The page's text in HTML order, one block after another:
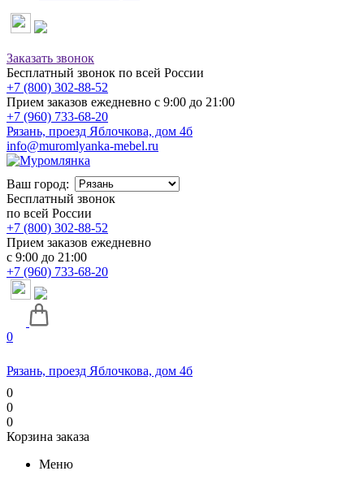
Заказать звонок
Бесплатный звонок по всей России
+7 (800) 302-88-52
Прием заказов ежедневно с 9:00 до 21:00
+7 (960) 733-68-20
Рязань, проезд Яблочкова, дом 4б
info@muromlyanka-mebel.ru
Ваш город:
Бесплатный звонок
по всей России
+7 (800) 302-88-52
Прием заказов ежедневно
с 9:00 до 21:00
+7 (960) 733-68-20
0
Рязань, проезд Яблочкова, дом 4б
0
0
0
Корзина заказа
Меню